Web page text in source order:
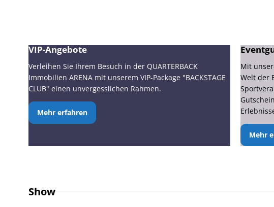
VIP-Angebote
Verleihen Sie Ihrem Besuch in der QUARTERBACK
Immobilien ARENA mit unserem VIP-Package "BACKSTAGE
CLUB" einen unvergesslichen Rahmen.
Mehr erfahren
Mit
Welt der
Mehr
Show